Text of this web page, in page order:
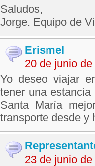
Saludos,
Jorge. Equipo de
Erismel
20 de junio
Yo deseo viajar
tener una
Santa María
transporte desde y
23 de junio